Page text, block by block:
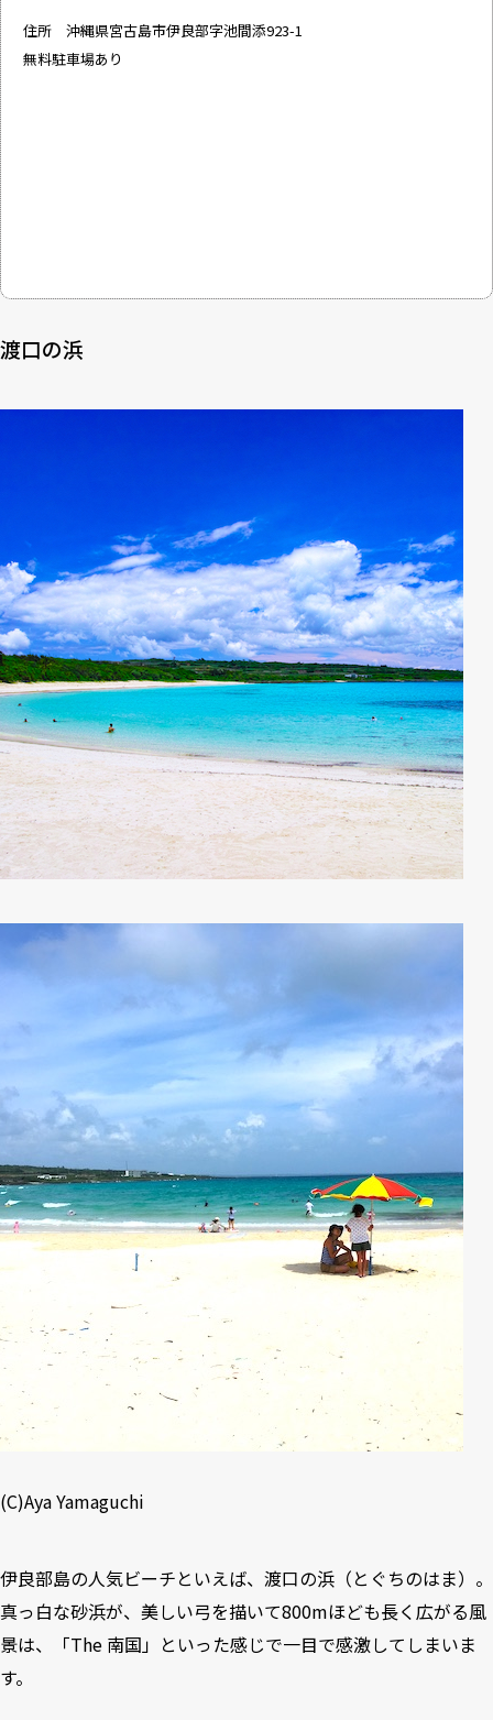
住所 沖縄県宮古島市伊良部字池間添923-1
無料駐車場あり
渡口の浜
(C)Aya Yamaguchi
伊良部島の人気ビーチといえば、渡口の浜（とぐちのはま）。
真っ白な砂浜が、美しい弓を描いて800mほども長く広がる風
景は、「The 南国」といった感じで一目で感激してしまいま
す。